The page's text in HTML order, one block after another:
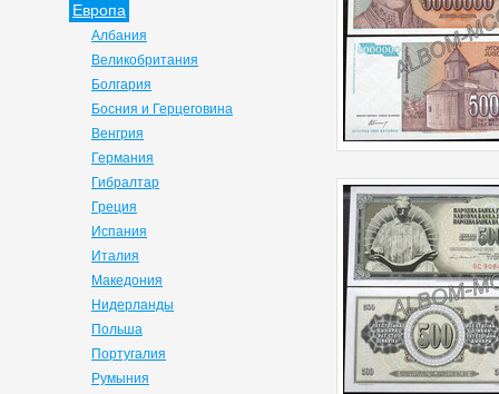
Европа
Албания
Великобритания
Болгария
Босния и Герцеговина
Венгрия
Германия
Гибралтар
Греция
Испания
Италия
Македония
Нидерланды
Польша
Португалия
Румыния